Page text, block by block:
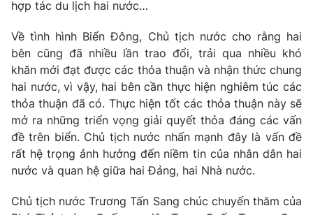
hợp tác du lịch hai nước…
Về tình hình Biển Đông, Chủ tịch nước cho rằng hai
bên cũng đã nhiều lần trao đổi, trải qua nhiều khó
khăn mới đạt được các thỏa thuận và nhận thức chung
hai nước, vì vậy, hai bên cần thực hiện nghiêm túc các
thỏa thuận đã có. Thực hiện tốt các thỏa thuận này sẽ
mở ra những triển vọng giải quyết thỏa đáng các vấn
đề trên biển. Chủ tịch nước nhấn mạnh đây là vấn đề
rất hệ trọng ảnh hưởng đến niềm tin của nhân dân hai
nước và quan hệ giữa hai Đảng, hai Nhà nước.
Chủ tịch nước Trương Tấn Sang chúc chuyến thăm của